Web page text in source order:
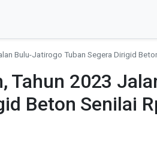
Bulu-Jatirogo Tuban Segera Dirigid
Tahun 2023
Beton Senilai